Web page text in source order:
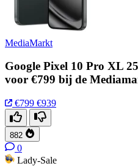
MediaMarkt
Google Pixel 10 Pro XL
voor €799 bij de
€799 €939
882
0
Lady-Sale